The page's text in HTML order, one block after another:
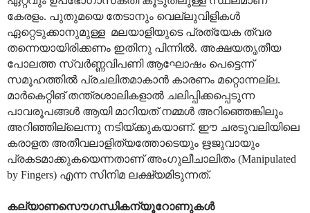
കേരളം. പുതുമയെ തേടാനും വെല്ലുവിളികൾ
ഏറ്റെടുക്കാനുമുള്ള മലയാളിയുടെ പ്രത്യേക ത്വര
തന്നെയായിരിക്കണം ഇതിനു പിന്നിൽ. അക്ഷയതൃതീയ
പോലത്ത സ്വർണ്ണവിപണി ആഘോഷം പെട്ടെന്ന്
സമൂഹത്തിൽ പ്രചലിതമാകാൻ കാരണം മറ്റൊന്നല്ല.
മാർകെറ്റിങ് തന്ത്രശാലികളാൽ ചലിപ്പിക്കപ്പെടുന്ന
പാവരൂപങ്ങൾ ആയി മാറിയത് നമ്മൾ അറിഞ്ഞെങ്കിലും
അറിഞ്ഞില്ലെന്നു നടിയ്ക്കുകയാണ്. ഈ ചരടുവലിയിലെ
കരാളത അതീവലാളിത്യത്തോടെയും ഋജുവായും
പ്രകടമാക്കുകയെന്നതാണ് അംഗുലീചാലിതം (Manipulated
by Fingers) എന്ന സിനിമ ലക്ഷ്യമിടുന്നത്.
കല്യാണസൌഗന്ധികന്യൂറോണുകൾ